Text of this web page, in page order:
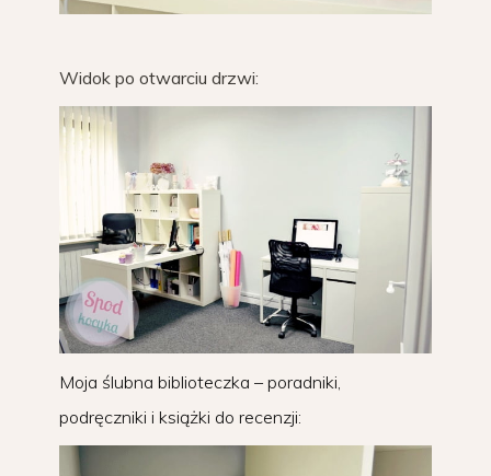
Widok po otwarciu drzwi:
Moja ślubna biblioteczka – poradniki,
podręczniki i książki do recenzji: